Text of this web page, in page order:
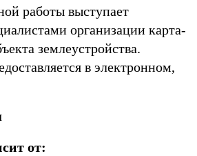
работы выступает
организации карта-
землеустройства.
в электронном,
от: